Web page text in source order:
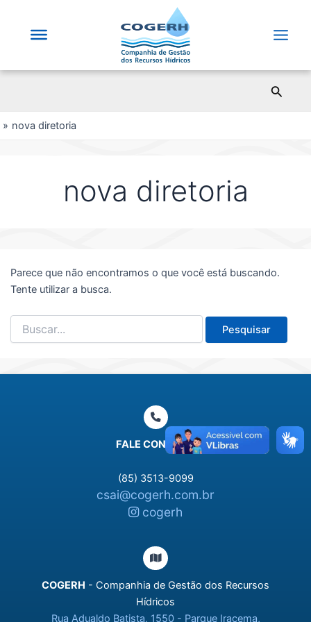
nova diretoria
nova diretoria
Parece que não encontramos o que você está buscando.
Tente utilizar a busca.
Pesquisar
por:
FALE CONOSCO
(85) 3513-9099
csai@cogerh.com.br
cogerh
COGERH - Companhia de Gestão dos Recursos
Hídricos
Rua Adualdo Batista, 1550 - Parque Iracema,